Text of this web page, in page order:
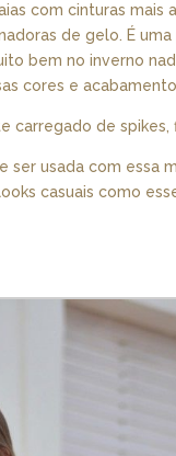
com cinturas mais
de gelo. É
bem no inverno
cores e
carregado de
ser usada com essa
casuais como